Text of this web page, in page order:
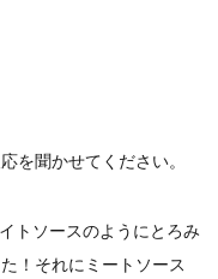
を聞かせてください。
トソースのようにとろみ
！それにミートソース